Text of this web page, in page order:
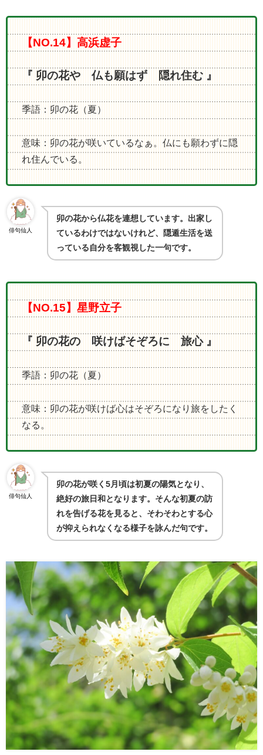
【NO.14】高浜虚子
『 卯の花や 仏も願はず 隠れ住む 』
季語：卯の花（夏）
意味：卯の花が咲いているなぁ。仏にも願わずに隠
れ住んでいる。
俳句仙人
卯の花から仏花を連想しています。出家し
ているわけではないけれど、隠遁生活を送
っている自分を客観視した一句です。
【NO.15】星野立子
『 卯の花の 咲けばそぞろに 旅心 』
季語：卯の花（夏）
意味：卯の花が咲けば心はそぞろになり旅をしたく
なる。
俳句仙人
卯の花が咲く5 月頃は初夏の陽気となり、
絶好の旅日和となります。そんな初夏の訪
れを告げる花を見ると、そわそわとする心
が抑えられなくなる様子を詠んだ句です。